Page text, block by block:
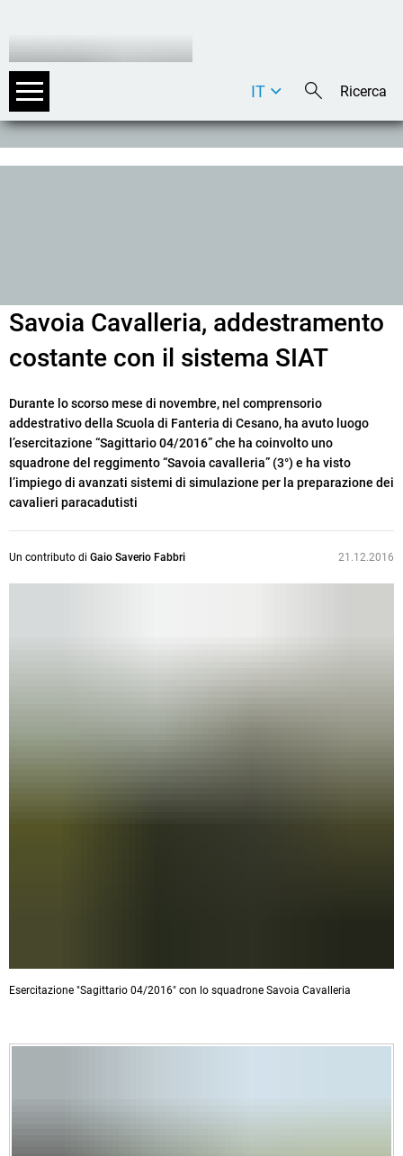
DE
IT
Savoia Cavalleria, addestramento
costante con il sistema SIAT
Durante lo scorso mese di novembre, nel comprensorio
addestrativo della Scuola di Fanteria di Cesano, ha avuto luogo
l’esercitazione “Sagittario 04/2016” che ha coinvolto uno
squadrone del reggimento “Savoia cavalleria” (3°) e ha visto
l’impiego di avanzati sistemi di simulazione per la preparazione dei
cavalieri paracadutisti
Un contributo di Gaio Saverio Fabbri 21.12.2016
Esercitazione "Sagittario 04/2016" con lo squadrone Savoia Cavalleria